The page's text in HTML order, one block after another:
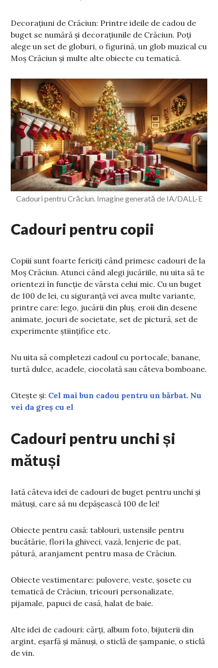
Decorațiuni de Crăciun: Printre ideile de cadou de
buget se numără și decorațiunile de Crăciun. Poți
alege un set de globuri, o figurină, un glob muzical cu
Moș Crăciun și multe alte obiecte cu tematică.
Cadouri pentru Crăciun. Imagine generată de IA/DALL-E
Cadouri pentru copii
Copiii sunt foarte fericiți când primesc cadouri de la
Moș Crăciun. Atunci când alegi jucăriile, nu uita să te
orientezi în funcție de vârsta celui mic. Cu un buget
de 100 de lei, cu siguranță vei avea multe variante,
printre care: lego, jucării din pluș, eroii din desene
animate, jocuri de societate, set de pictură, set de
experimente științifice etc.
Nu uita să completezi cadoul cu portocale, banane,
turtă dulce, acadele, ciocolată sau câteva bomboane.
Citește și: Cel mai bun cadou pentru un bărbat. Nu
vei da greș cu el
Cadouri pentru unchi și
mătuși
Iată câteva idei de cadouri de buget pentru unchi și
mătuși, care să nu depășească 100 de lei!
Obiecte pentru casă: tablouri, ustensile pentru
bucătărie, flori la ghiveci, vază, lenjerie de pat,
pătură, aranjament pentru masa de Crăciun.
Obiecte vestimentare: pulovere, veste, șosete cu
tematică de Crăciun, tricouri personalizate,
pijamale, papuci de casă, halat de baie.
Alte idei de cadouri: cărți, album foto, bijuterii din
argint, eșarfă și mănuși, o sticlă de șampanie, o sticlă
de vin.